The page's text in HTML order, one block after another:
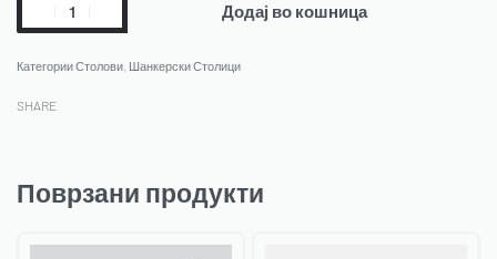
Додај во кошница
КатегорииСтолови, Шанкерски Столици
SHARE
Поврзани продукти